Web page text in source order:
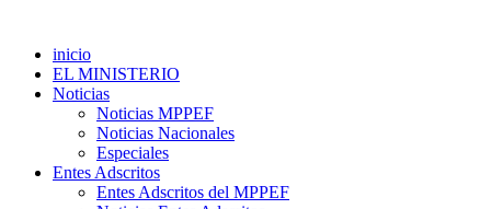
inicio
EL MINISTERIO
Noticias
Noticias MPPEF
Noticias Nacionales
Especiales
Entes Adscritos
Entes Adscritos del MPPEF